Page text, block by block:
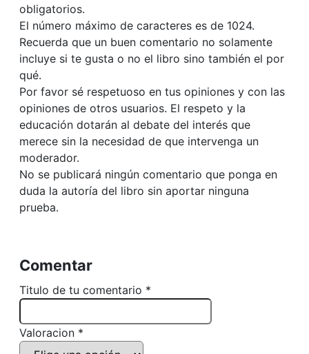
obligatorios.
El número máximo de caracteres es de 1024.
Recuerda que un buen comentario no solamente
incluye si te gusta o no el libro sino también el por
qué.
Por favor sé respetuoso en tus opiniones y con las
opiniones de otros usuarios. El respeto y la
educación dotarán al debate del interés que
merece sin la necesidad de que intervenga un
moderador.
No se publicará ningún comentario que ponga en
duda la autoría del libro sin aportar ninguna
prueba.
Comentar
Titulo de tu comentario *
Valoracion *